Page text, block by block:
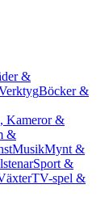
&
Böcker &
Kameror &
&
MusikMynt &
Sport &
TV-spel &